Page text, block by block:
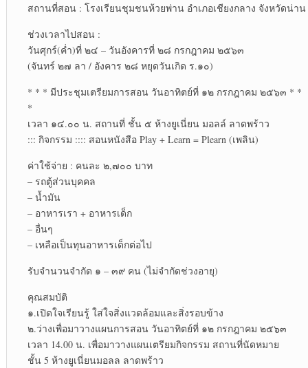
สถานที่สอน : โรงเรียนชุมชนห้วยพ่าน อำเภอเชียงกลาง จังหวัดน่าน
ช่วงเวลาไปสอน :
วันศุกร์(ค่ำ)ที่ ๒๔ – วันอังคารที่ ๒๘ กรกฎาคม ๒๕๖๓
(จันทร์ ๒๗ ลา / อังคาร ๒๘ หยุดวันเกิด ร.๑๐)
* * * มีประชุมเตรียมการสอน วันอาทิตย์ที่ ๑๒ กรกฎาคม ๒๕๖๓ * *
*
เวลา ๑๔.๐๐ น. สถานที่ ชั้น ๕ ห้างยูเนี่ยน มอลล์ ลาดพร้าว
::: กิจกรรม :::: สอนหนังสือ Play + Learn = Plearn (เพลิน)
ค่าใช้จ่าย : คนละ ๒,๗๐๐ บาท
– รถตู้ส่วนบุคคล
– น้ำมัน
– อาหารเรา + อาหารเด็ก
– อื่นๆ
– เหลือเป็นทุนอาหารเด็กต่อไป
รับจำนวนจำกัด ๑ – ๓๙ คน (ไม่จำกัดช่วงอายุ)
คุณสมบัติ
๑.เปิดใจเรียนรู้ ใส่ใจสิ่งแวดล้อมและสิ่งรอบข้าง
๒.ว่างเพื่อมาวางแผนการสอน วันอาทิตย์ที่ ๑๒ กรกฎาคม ๒๕๖๓
เวลา 14.00 น. เพื่อมาวางแผนเตรียมกิจกรรม สถานที่นัดหมาย
ชั้น 5 ห้างยูเนี่ยนมอลล ลาดพร้าว